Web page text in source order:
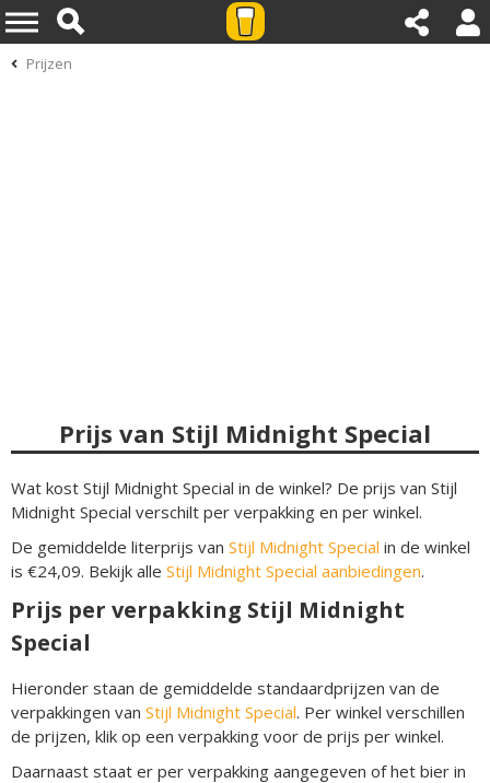
Prijzen
Prijs van Stijl Midnight Special
Wat kost Stijl Midnight Special in de winkel? De prijs van Stijl
Midnight Special verschilt per verpakking en per winkel.
De gemiddelde literprijs van Stijl Midnight Special in de winkel
is €24,09. Bekijk alle Stijl Midnight Special aanbiedingen.
Prijs per verpakking Stijl Midnight
Special
Hieronder staan de gemiddelde standaardprijzen van de
verpakkingen van Stijl Midnight Special. Per winkel verschillen
de prijzen, klik op een verpakking voor de prijs per winkel.
Daarnaast staat er per verpakking aangegeven of het bier in